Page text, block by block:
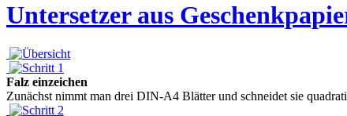
Untersetzer aus
Falz einzeichen
Zunächst nimmt man drei DIN-A4 Blätter und schneidet sie